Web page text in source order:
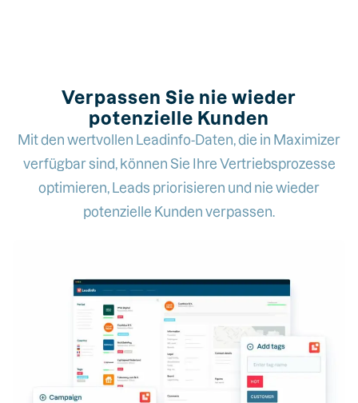
Verpassen Sie nie wieder
potenzielle Kunden
Mit den wertvollen Leadinfo-Daten, die in Maximizer
verfügbar sind, können Sie Ihre Vertriebsprozesse
optimieren, Leads priorisieren und nie wieder
potenzielle Kunden verpassen.